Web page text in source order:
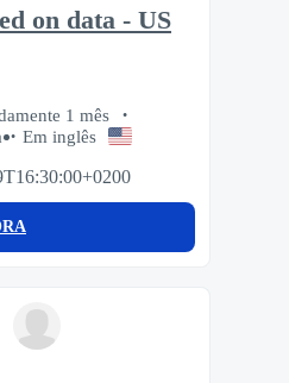
on data - US
1 mês
Em inglês